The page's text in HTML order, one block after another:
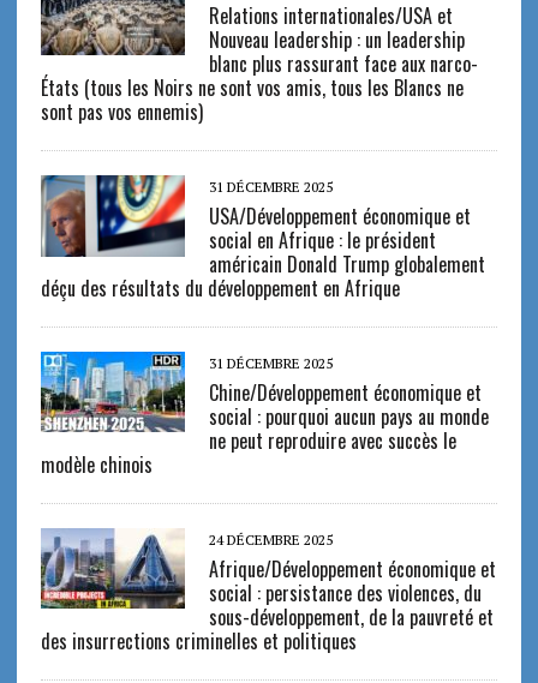
Relations internationales/USA et
Nouveau leadership : un leadership
blanc plus rassurant face aux narco-
États (tous les Noirs ne sont vos amis, tous les Blancs ne
sont pas vos ennemis)
31 DÉCEMBRE 2025
USA/Développement économique et
social en Afrique : le président
américain Donald Trump globalement
déçu des résultats du développement en Afrique
31 DÉCEMBRE 2025
Chine/Développement économique et
social : pourquoi aucun pays au monde
ne peut reproduire avec succès le
modèle chinois
24 DÉCEMBRE 2025
Afrique/Développement économique et
social : persistance des violences, du
sous-développement, de la pauvreté et
des insurrections criminelles et politiques